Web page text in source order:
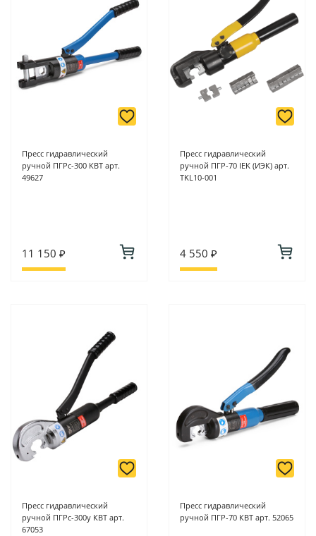
Пресс гидравлический
ручной ПГРс-300 КВТ арт.
49627
11 150 ₽
Пресс гидравлический
ручной ПГР-70 IEK (ИЭК) арт.
TKL10-001
4 550 ₽
Пресс гидравлический
ручной ПГРс-300у КВТ арт.
67053
Пресс гидравлический
ручной ПГР-70 КВТ арт. 52065